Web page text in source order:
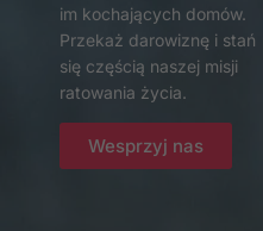
im kochających domów.
Przekaż darowiznę i stań
się częścią naszej misji
ratowania życia.
Wesprzyj nas